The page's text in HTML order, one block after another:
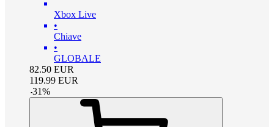
Xbox Live
•
Chiave
•
GLOBALE
82.50 EUR
119.99 EUR
-31%